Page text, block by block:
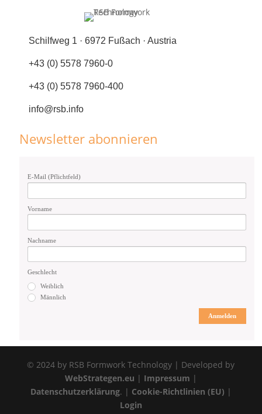
Schilfweg 1 · 6972 Fußach · Austria
+43 (0) 5578 7960-0
+43 (0) 5578 7960-400
info@rsb.info
Newsletter abonnieren
E-Mail (Pflichtfeld)
Vorname
Nachname
Geschlecht
Weiblich
Männlich
Anmelden
© 2024 by RSB Formwork Technology | Developed by
WebStrategen.eu | Impressum |
Datenschutzerklärung. | Cookie-Richtlinien (EU) |
Login